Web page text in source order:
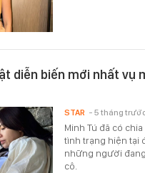
diễn biến mới nhất vụ
Minh Tú đã có
tình trạng hiện tại
những người
cô.
STAR - 5 tháng